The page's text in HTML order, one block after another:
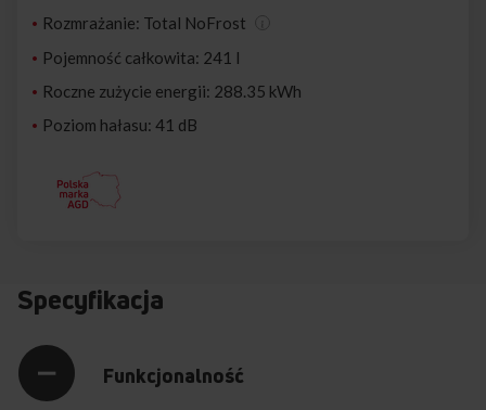
Rozmrażanie: Total NoFrost
Pojemność całkowita: 241 l
Roczne zużycie energii: 288.35 kWh
Poziom hałasu: 41 dB
Specyfikacja
Funkcjonalność